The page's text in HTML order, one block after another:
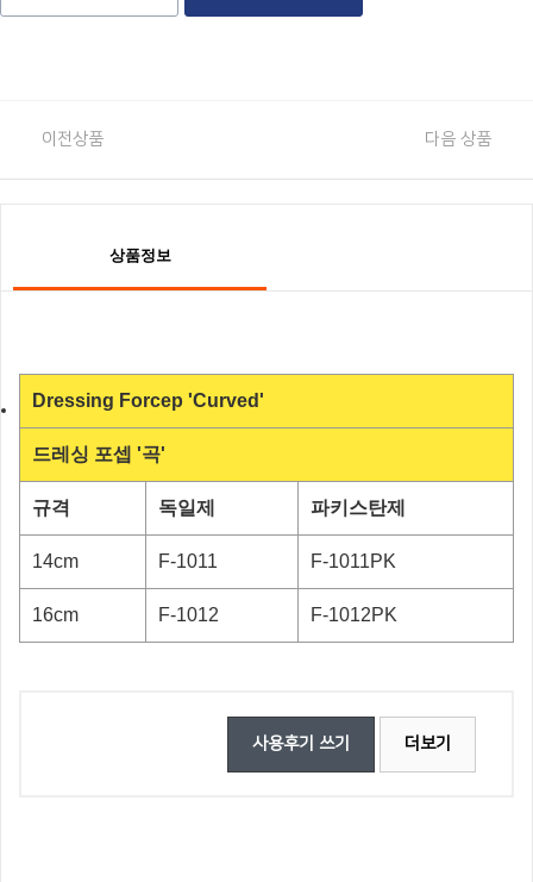
이전상품 다음 상품
상품정보
Dressing Forcep 'Curved'
드레싱 포셉 '곡'
규격 독일제 파키스탄제
14cm F-1011 F-1011PK
16cm F-1012 F-1012PK
사용후기 쓰기 더보기